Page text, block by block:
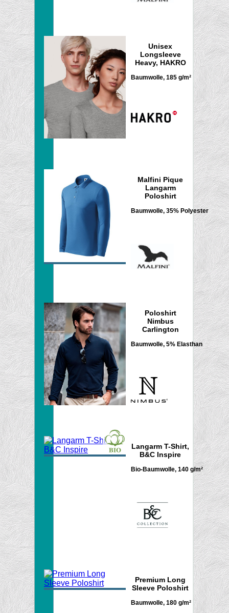
Unisex
Longsleeve
Heavy, HAKRO
Baumwolle, 185 g/m²
Malfini Pique
Langarm
Poloshirt
Baumwolle, 35% Polyester
Poloshirt
Nimbus
Carlington
Baumwolle, 5% Elasthan
Langarm T-Shirt,
B&C Inspire
Bio-Baumwolle, 140 g/m²
Premium Long
Sleeve Poloshirt
Baumwolle, 180 g/m²